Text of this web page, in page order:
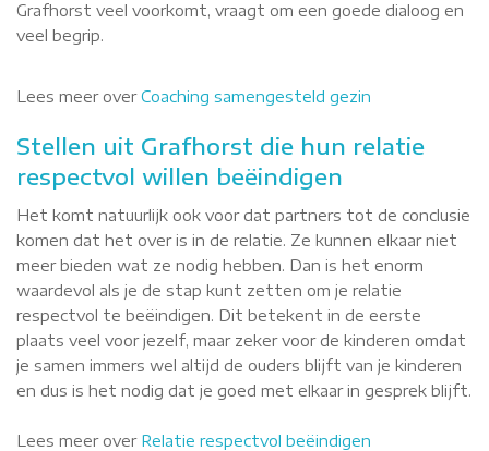
Grafhorst veel voorkomt, vraagt om een goede dialoog en
veel begrip.
Lees meer overCoaching samengesteld gezin
Stellen uit Grafhorst die hun relatie
respectvol willen beëindigen
Het komt natuurlijk ook voor dat partners tot de conclusie
komen dat het over is in de relatie. Ze kunnen elkaar niet
meer bieden wat ze nodig hebben. Dan is het enorm
waardevol als je de stap kunt zetten om je relatie
respectvol te beëindigen. Dit betekent in de eerste
plaats veel voor jezelf, maar zeker voor de kinderen omdat
je samen immers wel altijd de ouders blijft van je kinderen
en dus is het nodig dat je goed met elkaar in gesprek blijft.
Lees meer over Relatie respectvol beëindigen